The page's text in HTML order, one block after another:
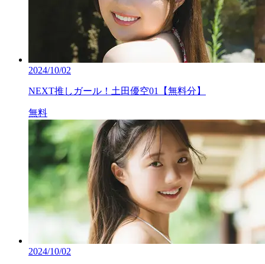
2024/10/02
NEXT推しガール！土田優空01【無料分】
無料
2024/10/02